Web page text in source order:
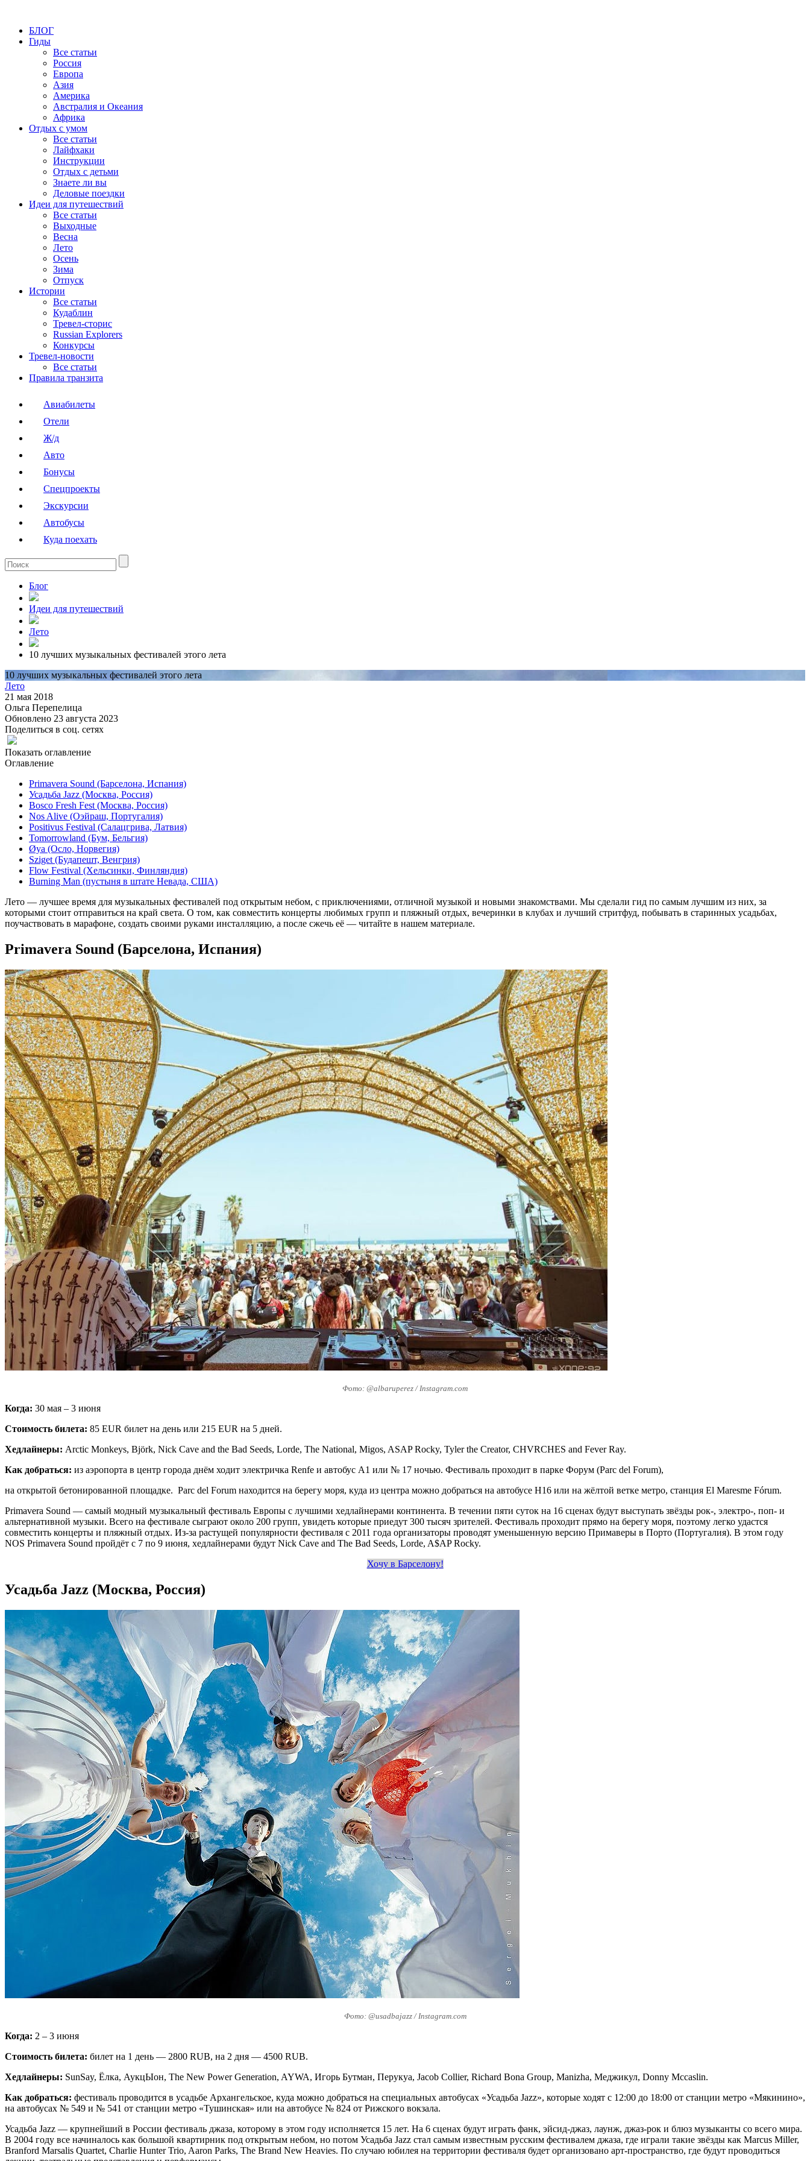
БЛОГ
Гиды
Все статьи
Россия
Европа
Азия
Америка
Австралия и Океания
Африка
Отдых с умом
Все статьи
Лайфхаки
Инструкции
Отдых с детьми
Знаете ли вы
Деловые поездки
Идеи для путешествий
Все статьи
Выходные
Весна
Лето
Осень
Зима
Отпуск
Истории
Все статьи
Кудаблин
Тревел-сторис
Russian Explorers
Конкурсы
Тревел-новости
Все статьи
Правила транзита
Авиабилеты
Отели
Ж/д
Авто
Бонусы
Спецпроекты
Экскурсии
Автобусы
Куда поехать
Блог
Идеи для путешествий
Лето
10 лучших музыкальных фестивалей этого лета
10 лучших музыкальных фестивалей этого лета
Лето
21 мая 2018
Ольга Перепелица
Обновлено 23 августа 2023
Поделиться в соц. сетях
Показать оглавление
Оглавление
Primavera Sound (Барселона, Испания)
Усадьба Jazz (Москва, Россия)
Bosco Fresh Fest (Москва, Россия)
Nos Alive (Оэйраш, Португалия)
Positivus Festival (Салацгрива, Латвия)
Tomorrowland (Бум, Бельгия)
Øya (Осло, Норвегия)
Sziget (Будапешт, Венгрия)
Flow Festival (Хельсинки, Финляндия)
Burning Man (пустыня в штате Невада, США)
Лето — лучшее время для музыкальных фестивалей под открытым небом, с приключениями, отличной музыкой и новыми знакомствами. Мы сделали гид по самым лучшим из них, за
которыми стоит отправиться на край света. О том, как совместить концерты любимых групп и пляжный отдых, вечеринки в клубах и лучший стритфуд, побывать в старинных усадьбах,
поучаствовать в марафоне, создать своими руками инсталляцию, а после сжечь её — читайте в нашем материале.
Primavera Sound (Барселона, Испания)
Фото: @albaruperez / Instagram.com
Когда: 30 мая – 3 июня
Стоимость билета: 85 EUR билет на день или 215 EUR на 5 дней.
Хедлайнеры: Arctic Monkeys, Björk, Nick Cave and the Bad Seeds, Lorde, The National, Migos, ASAP Rocky, Tyler the Creator, CHVRCHES and Fever Ray.
Как добраться: из аэропорта в центр города днём ходит электричка Renfe и автобус A1 или № 17 ночью. Фестиваль проходит в парке Форум (Parc del Forum),
на открытой бетонированной площадке. Parc del Forum находится на берегу моря, куда из центра можно добраться на автобусе H16 или на жёлтой ветке метро, станция El Maresme Fórum.
Primavera Sound — самый модный музыкальный фестиваль Европы с лучшими хедлайнерами континента. В течении пяти суток на 16 сценах будут выступать звёзды рок-, электро-, поп- и
альтернативной музыки. Всего на фестивале сыграют около 200 групп, увидеть которые приедут 300 тысяч зрителей. Фестиваль проходит прямо на берегу моря, поэтому легко удастся
совместить концерты и пляжный отдых. Из-за растущей популярности фестиваля с 2011 года организаторы проводят уменьшенную версию Примаверы в Порто (Португалия). В этом году
NOS Primavera Sound пройдёт с 7 по 9 июня, хедлайнерами будут Nick Cave and The Bad Seeds, Lorde, A$AP Rocky.
Хочу в Барселону!
Усадьба Jazz (Москва, Россия)
Фото: @usadbajazz / Instagram.com
Когда: 2 – 3 июня
Стоимость билета: билет на 1 день — 2800 RUB, на 2 дня — 4500 RUB.
Хедлайнеры: SunSay, Ёлка, АукцЫон, The New Power Generation, AYWA, Игорь Бутман, Перукуа, Jacob Collier, Richard Bona Group, Manizha, Меджикул, Donny Mccaslin.
Как добраться: фестиваль проводится в усадьбе Архангельское, куда можно добраться на специальных автобусах «Усадьба Jazz», которые ходят с 12:00 до 18:00 от станции метро «Мякинино»,
на автобусах № 549 и № 541 от станции метро «Тушинская» или на автобусе № 824 от Рижского вокзала.
Усадьба Jazz — крупнейший в России фестиваль джаза, которому в этом году исполняется 15 лет. На 6 сценах будут играть фанк, эйсид-джаз, лаунж, джаз-рок и блюз музыканты со всего мира.
В 2004 году все начиналось как большой квартирник под открытым небом, но потом Усадьба Jazz стал самым известным русским фестивалем джаза, где играли такие звёзды как Marcus Miller,
Branford Marsalis Quartet, Charlie Hunter Trio, Aaron Parks, The Brand New Heavies. По случаю юбилея на территории фестиваля будет организовано арт-пространство, где будут проводиться